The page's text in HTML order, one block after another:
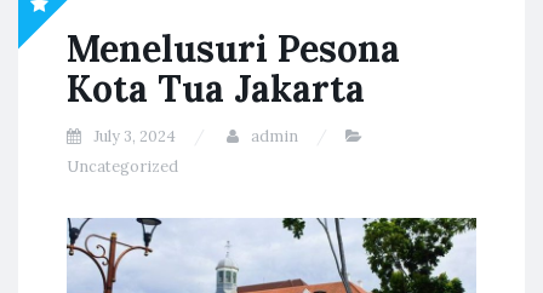
Menelusuri Pesona
Kota Tua Jakarta
July 3, 2024
admin
Uncategorized